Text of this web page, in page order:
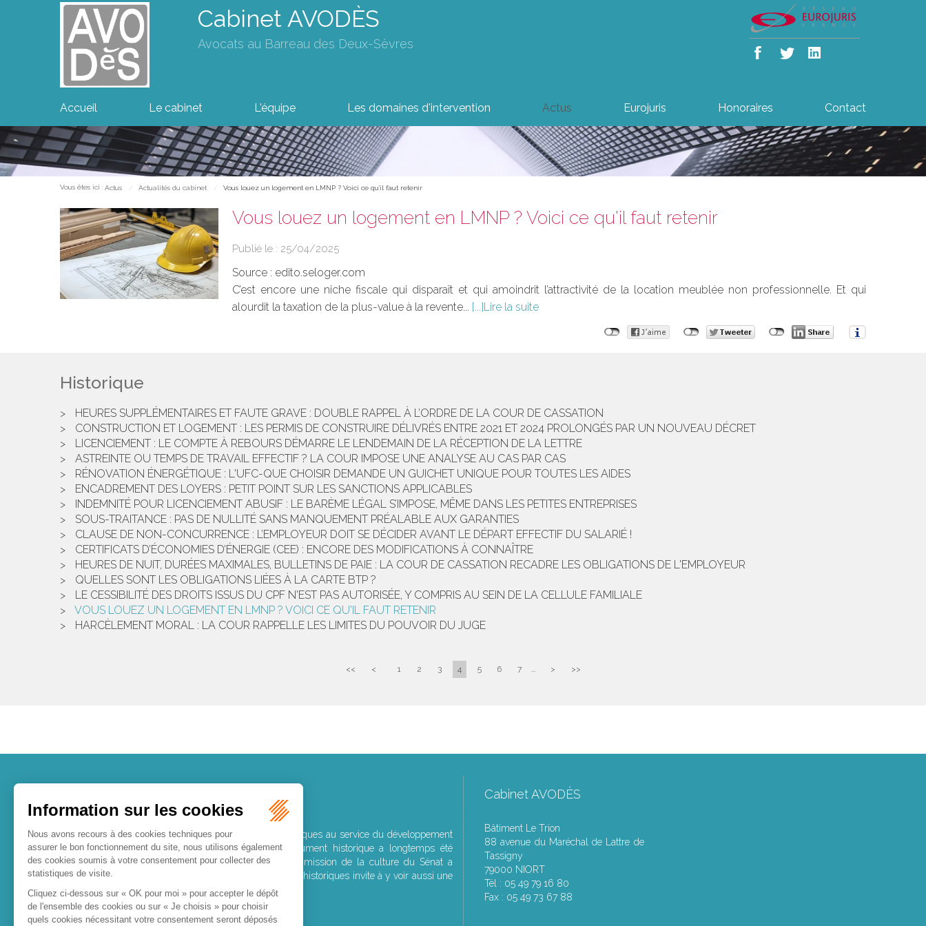
Cabinet AVODÈS
Avocats au Barreau des Deux-Sèvres
Accueil Le cabinet L'équipe Les domaines d'intervention Actus Eurojuris Honoraires Contact
Vous êtes ici : Actus Actualités du cabinet Vous louez un logement en LMNP ? Voici ce qu'il faut retenir
Vous louez un logement en LMNP ? Voici ce qu'il faut retenir
Publié le : 25/04/2025
Source : edito.seloger.com
C’est encore une niche fiscale qui disparaît et qui amoindrit l’attractivité de la location meublée non professionnelle. Et qui
alourdit la taxation de la plus-value à la revente...
Lire la suite
Historique
HEURES SUPPLÉMENTAIRES ET FAUTE GRAVE : DOUBLE RAPPEL À L’ORDRE DE LA COUR DE CASSATION
CONSTRUCTION ET LOGEMENT : LES PERMIS DE CONSTRUIRE DÉLIVRÉS ENTRE 2021 ET 2024 PROLONGÉS PAR UN NOUVEAU DÉCRET
LICENCIEMENT : LE COMPTE À REBOURS DÉMARRE LE LENDEMAIN DE LA RÉCEPTION DE LA LETTRE
ASTREINTE OU TEMPS DE TRAVAIL EFFECTIF ? LA COUR IMPOSE UNE ANALYSE AU CAS PAR CAS
RÉNOVATION ÉNERGÉTIQUE : L'UFC-QUE CHOISIR DEMANDE UN GUICHET UNIQUE POUR TOUTES LES AIDES
ENCADREMENT DES LOYERS : PETIT POINT SUR LES SANCTIONS APPLICABLES
INDEMNITÉ POUR LICENCIEMENT ABUSIF : LE BARÈME LÉGAL S’IMPOSE, MÊME DANS LES PETITES ENTREPRISES
SOUS-TRAITANCE : PAS DE NULLITÉ SANS MANQUEMENT PRÉALABLE AUX GARANTIES
CLAUSE DE NON-CONCURRENCE : L’EMPLOYEUR DOIT SE DÉCIDER AVANT LE DÉPART EFFECTIF DU SALARIÉ !
CERTIFICATS D’ÉCONOMIES D’ÉNERGIE (CEE) : ENCORE DES MODIFICATIONS À CONNAÎTRE
HEURES DE NUIT, DURÉES MAXIMALES, BULLETINS DE PAIE : LA COUR DE CASSATION RECADRE LES OBLIGATIONS DE L'EMPLOYEUR
QUELLES SONT LES OBLIGATIONS LIÉES À LA CARTE BTP ?
LE CESSIBILITÉ DES DROITS ISSUS DU CPF N'EST PAS AUTORISÉE, Y COMPRIS AU SEIN DE LA CELLULE FAMILIALE
VOUS LOUEZ UN LOGEMENT EN LMNP ? VOICI CE QU'IL FAUT RETENIR
HARCÈLEMENT MORAL : LA COUR RAPPELLE LES LIMITES DU POUVOIR DU JUGE
<< < 1 2 3 4 5 6 7 ... > >>
Le joug léger des monuments historiques
Pour une gestion patrimoniale des monuments historiques au service du développement
économique et touristique des collectivités Le monument historique a longtemps été
regardé comme une charge. Le rapport que la commission de la culture du Sénat a
consacré, en juillet 2026, à la gestion des monuments historiques invite à y voir aussi une
ressour...
Lire la suite
Cabinet AVODÈS
Bâtiment Le Trion
88 avenue du Maréchal de Lattre de
Tassigny
79000 NIORT
Tél : 05 49 79 16 80
Fax : 05 49 73 67 88